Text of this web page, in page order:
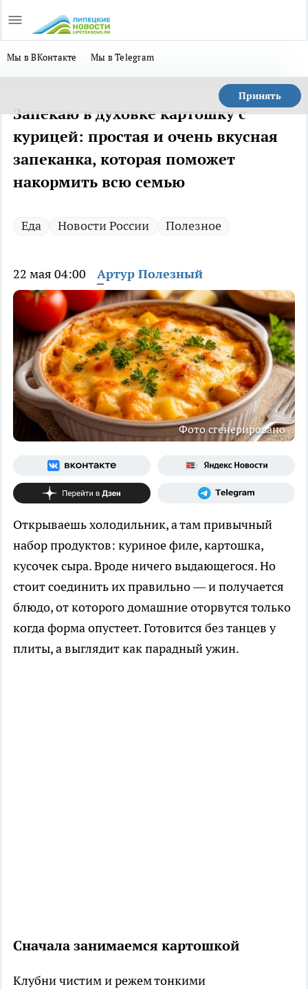
Мы в ВКонтакте Мы в Telegram
Принять
Запекаю в духовке картошку с
курицей: простая и очень вкусная
запеканка, которая поможет
накормить всю семью
Еда Новости России Полезное
22 мая 04:00 Артур Полезный
Фото сгенерировано
Открываешь холодильник, а там привычный
набор продуктов: куриное филе, картошка,
кусочек сыра. Вроде ничего выдающегося. Но
стоит соединить их правильно — и получается
блюдо, от которого домашние оторвутся только
когда форма опустеет. Готовится без танцев у
плиты, а выглядит как парадный ужин.
Сначала занимаемся картошкой
Клубни чистим и режем тонкими